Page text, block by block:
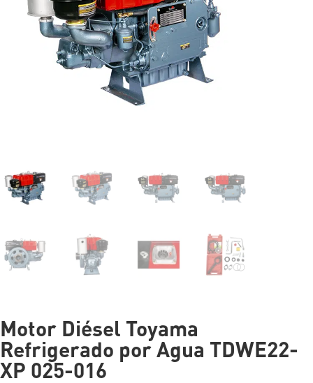
Motor Diésel Toyama
Refrigerado por Agua TDWE22-
XP 025-016